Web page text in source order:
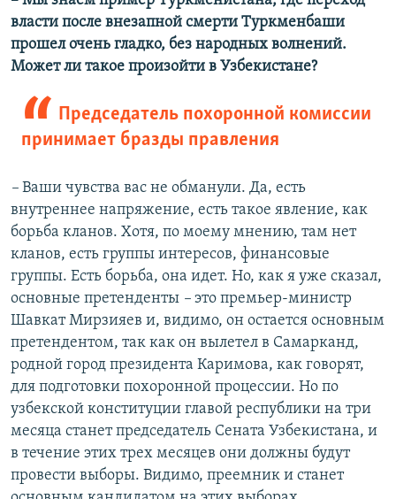
власти после внезапной смерти Туркменбаши
прошел очень гладко, без народных волнений.
Может ли такое произойти в Узбекистане?
Председатель похоронной комиссии
принимает бразды правления
– Ваши чувства вас не обманули. Да, есть
внутреннее напряжение, есть такое явление, как
борьба кланов. Хотя, по моему мнению, там нет
кланов, есть группы интересов, финансовые
группы. Есть борьба, она идет. Но, как я уже сказал,
основные претенденты – это премьер-министр
Шавкат Мирзияев и, видимо, он остается основным
претендентом, так как он вылетел в Самарканд,
родной город президента Каримова, как говорят,
для подготовки похоронной процессии. Но по
узбекской конституции главой республики на три
месяца станет председатель Сената Узбекистана, и
в течение этих трех месяцев они должны будут
провести выборы. Видимо, преемник и станет